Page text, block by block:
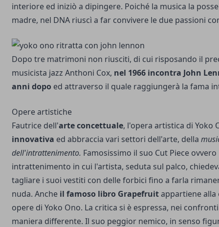
interiore ed iniziò a dipingere. Poiché la musica la
madre, nel DNA riuscì a far convivere le due passioni
Dopo tre matrimoni non riusciti, di cui risposando il
musicista jazz Anthoni Cox, nel 1966 incontra John
anni dopo ed attraverso il quale raggiungerà la fama
Opere artistiche
Fautrice dell'arte concettuale, l'opera artistica di Yoko
innovativa ed abbraccia vari settori dell'arte, della
dell'intrattenimento. Famosissimo il suo Cut Piece
intrattenimento in cui l'artista, seduta sul palco,
tagliare i suoi vestiti con delle forbici fino a farla
nuda. Anche il famoso libro Grapefruitappartiene alla
opere di Yoko Ono. La critica si è espressa, nei
maniera differente. Il suo peggior nemico, in senso